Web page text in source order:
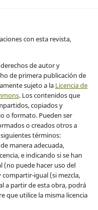
con esta revista,
de autor y
de primera publicación de
sujeto a la Licencia de
. Los contenidos que
copiados y
o formato. Pueden ser
o creados otros a
términos:
manera adecuada,
e indicando si se han
(no puede hacer uso del
compartir-igual (si mezcla,
a partir de esta obra, podrá
que utilice la misma licencia